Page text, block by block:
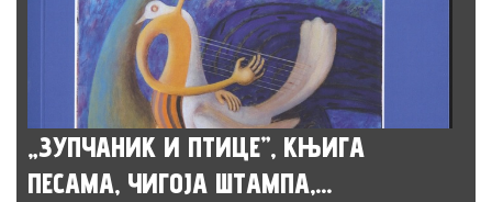
„ЗУПЧАНИК И ПТИЦЕ”, КЊИГА
ПЕСАМА, ЧИГОЈА ШТАМПА,...